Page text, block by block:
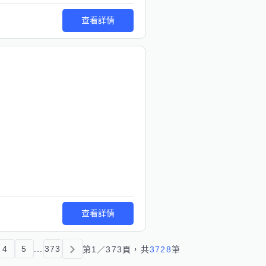
查看詳情
查看詳情
4 5 373 第1 ／373頁，共3728筆